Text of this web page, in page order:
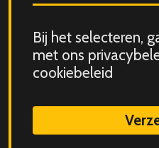
Consent
for
storing
data
Bij het selecteren,
met ons
cookiebeleid